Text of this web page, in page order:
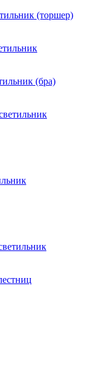
(торшер)
(бра)